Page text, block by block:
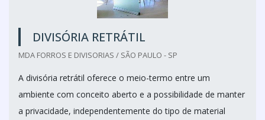
DIVISÓRIA RETRÁTIL
MDA FORROS E DIVISORIAS / SÃO PAULO - SP
A divisória retrátil oferece o meio-termo entre um
ambiente com conceito aberto e a possibilidade de manter
a privacidade, independentemente do tipo de material